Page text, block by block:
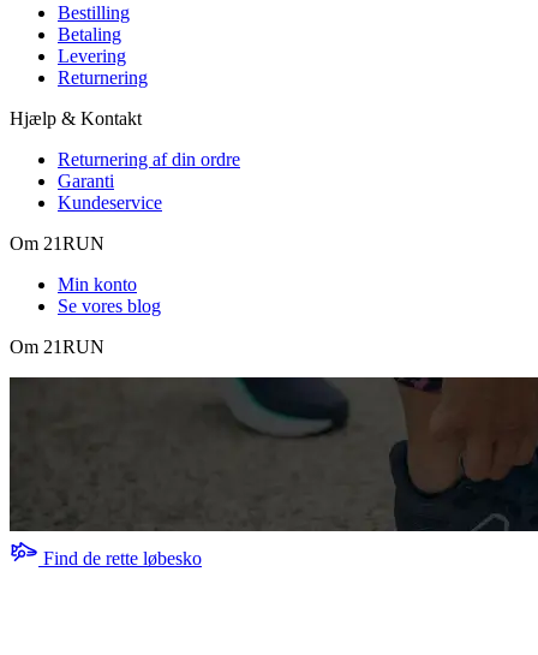
Bestilling
Betaling
Levering
Returnering
Hjælp & Kontakt
Returnering af din ordre
Garanti
Kundeservice
Om 21RUN
Min konto
Se vores blog
Om 21RUN
Find de rette løbesko